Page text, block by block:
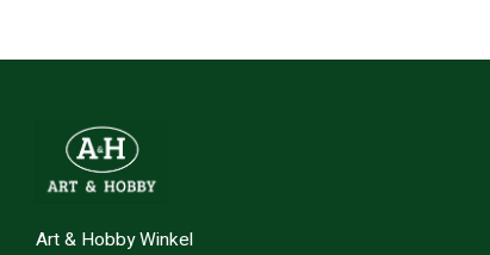
Art & Hobby Winkel